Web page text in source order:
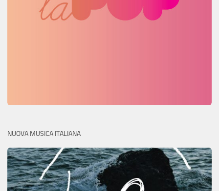
NUOVA MUSICA ITALIANA